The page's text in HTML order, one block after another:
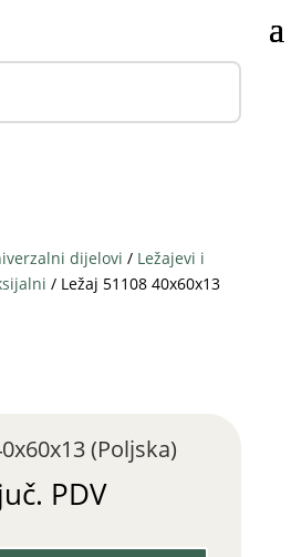
dijelovi / Ležajevi i
/ Ležaj 51108 40x60x13
(Poljska)
PDV